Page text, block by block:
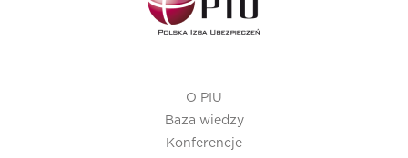
O PIU
Baza wiedzy
Konferencje